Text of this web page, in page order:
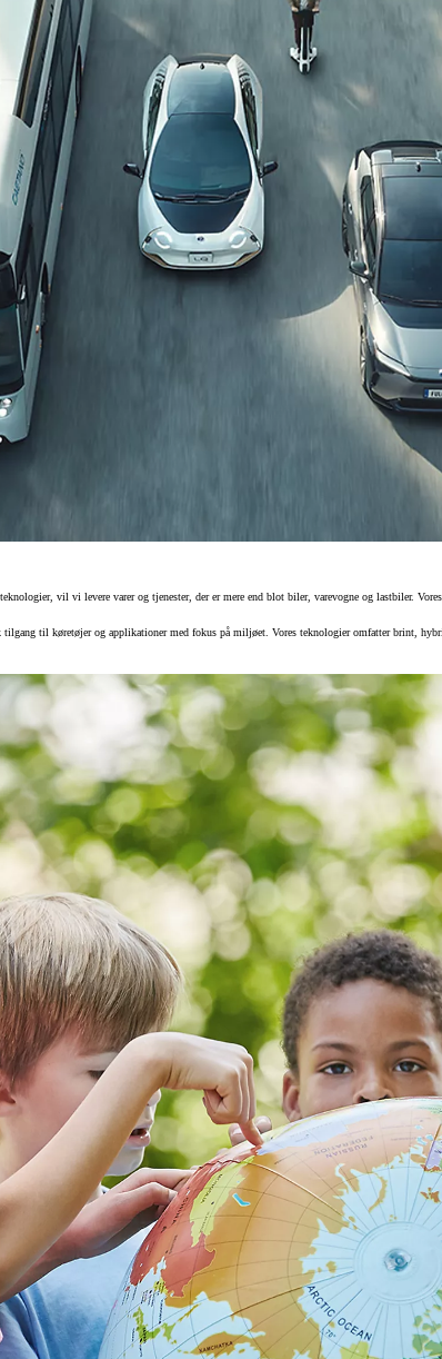
Den nye Yaris Cross
Kommer snart
vil vi levere varer og tjenester, der er mere end blot biler, varevogne og lastbiler.
til køretøjer og applikationer med fokus på miljøet. Vores teknologier omfatter brint,